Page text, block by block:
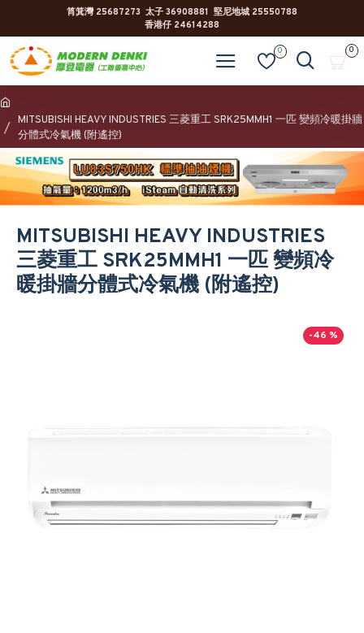
筲箕灣 25687273 太子 36908881 堅尼地城 25550788
香港仔 24614288
0 0
MITSUBISHI HEAVY INDUSTRIES 三菱重工 SRK25MMH1 一匹 變頻冷暖掛牆
分體式冷氣機 (附遙控)
MITSUBISHI HEAVY INDUSTRIES
三菱重工 SRK25MMH1 一匹 變頻冷
暖掛牆分體式冷氣機 (附遙控)
-46 %